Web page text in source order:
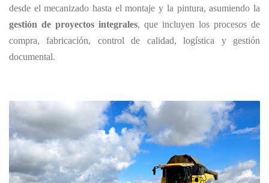
desde el mecanizado hasta el montaje y la pintura, asumiendo la
gestión de proyectos integrales, que incluyen los procesos de
compra, fabricación, control de calidad, logística y gestión
documental.